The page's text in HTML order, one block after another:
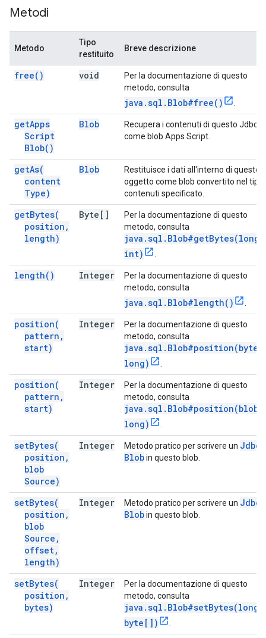
Metodi
Metodo
Tipo
restituito
Breve descrizione
free( ) void
Per la documentazione di questo
metodo, consulta
java.sql.Blob#free()
getApps
Script
Blob( )
Blob
Recupera i contenuti di questo
come blob Apps Script.
getAs(
content
Type)
Blob
Restituisce i dati all'interno di questo
oggetto come blob convertito nel tipo
contenuti specificato.
getBytes(
position ,
length)
Byte[]
Per la documentazione di questo
metodo, consulta
java.sql.Blob#getBytes(long,
int)
length( ) Integer
Per la documentazione di questo
metodo, consulta
java.sql.Blob#length()
position(
pattern ,
start)
Integer
Per la documentazione di questo
metodo, consulta
long)
position(
pattern ,
start)
Integer
Per la documentazione di questo
metodo, consulta
java.sql.Blob#position(blob,
long)
setBytes(
position ,
blob
Source)
Integer Metodo pratico per scrivere un Jdbc
Blobin questo blob.
setBytes(
position ,
blob
Source ,
offset,
length)
Integer Metodo pratico per scrivere un Jdbc
Blobin questo blob.
setBytes(
position ,
bytes)
Integer
Per la documentazione di questo
metodo, consulta
java.sql.Blob#setBytes(long,
byte[])